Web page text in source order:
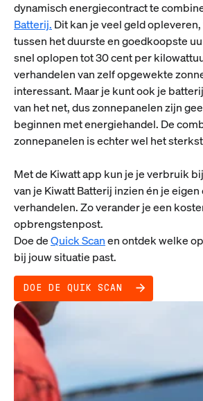
dynamisch energiecontract te
Batterij. Dit kan je veel geld
tussen het duurste en goedkoopste
snel oplopen tot 30 cent per
verhandelen van zelf opgewekte
interessant. Maar je kunt ook je
van het net, dus zonnepanelen zijn
beginnen met energiehandel. De
zonnepanelen is echter wel het
Met de Kiwatt app kun je je verbruik
van je Kiwatt Batterij inzien én je
verhandelen. Zo verander je een
opbrengstenpost.
Doe deQuick Scanen ontdek welke
bij jouw situatie past.
DOE DE QUIK SCAN